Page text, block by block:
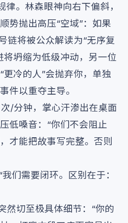
律。林森眼神向右下偏斜，
势抛出高压“空域”：如果
链将被公众解读为“无序复
将坍缩为低级冲动，另一位
冷的人”会抛弃你，单独
件以重夺主导。
/分钟，掌心汗渗出在桌面
低嗓音：“你们不会阻止
才能把故事写完整。否则
们需要闭环。区别在于：
然切至极具体细节：“你的